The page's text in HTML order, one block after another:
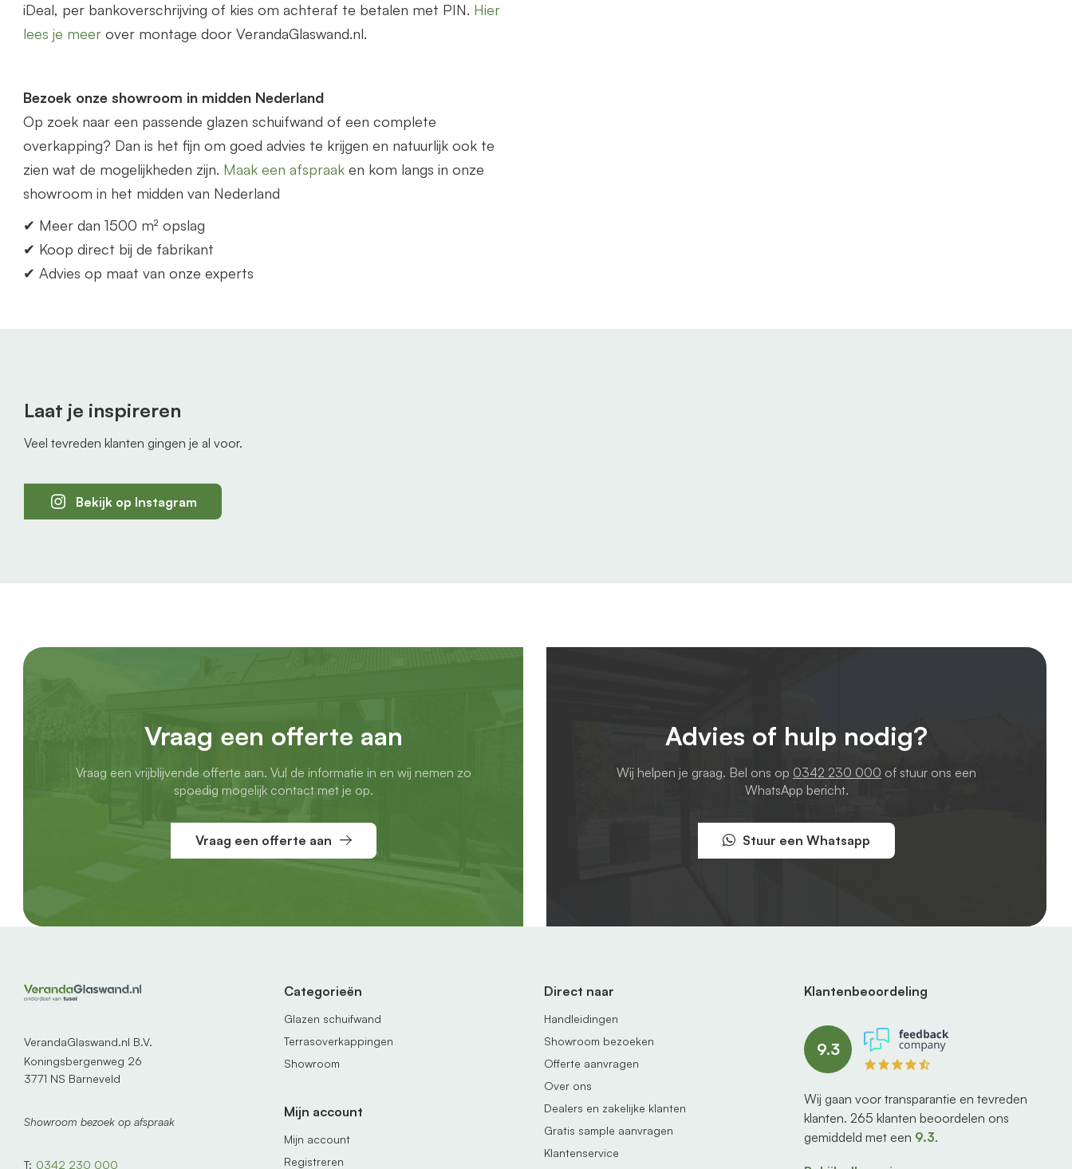
iDeal, per bankoverschrijving of kies om achteraf te betalen met PIN. Hier
lees je meer over montage door VerandaGlaswand.nl.
Bezoek onze showroom in midden Nederland
Op zoek naar een passende glazen schuifwand of een complete
overkapping? Dan is het fijn om goed advies te krijgen en natuurlijk ook te
zien wat de mogelijkheden zijn. Maak een afspraak en kom langs in onze
showroom in het midden van Nederland
✔ Meer dan 1500 m² opslag
✔ Koop direct bij de fabrikant
✔ Advies op maat van onze experts
Laat je inspireren
Veel tevreden klanten gingen je al voor.
Bekijk op Instagram
Vraag een offerte aan
Vraag een vrijblijvende offerte aan. Vul de informatie in en wij nemen zo
spoedig mogelijk contact met je op.
Vraag een offerte aan
Advies of hulp nodig?
Wij helpen je graag. Bel ons op 0342 230 000 of stuur ons een
WhatsApp bericht.
Stuur een Whatsapp
VerandaGlaswand.nl B.V.
Koningsbergenweg 26
3771 NS Barneveld
Showroom bezoek op afspraak
T: 0342 230 000
Categorieën
Glazen schuifwand
Terrasoverkappingen
Showroom
Mijn account
Mijn account
Registreren
Direct naar
Handleidingen
Showroom bezoeken
Offerte aanvragen
Over ons
Dealers en zakelijke klanten
Gratis sample aanvragen
Klantenservice
Klantenbeoordeling
9.3
Wij gaan voor transparantie en tevreden
klanten. 265 klanten beoordelen ons
gemiddeld met een 9.3.